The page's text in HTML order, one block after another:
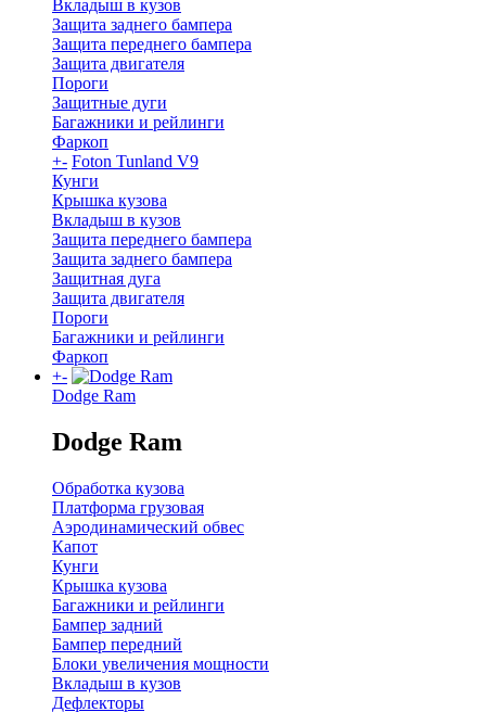
Вкладыш в кузов
Защита заднего бампера
Защита переднего бампера
Защита двигателя
Пороги
Защитные дуги
Багажники и рейлинги
Фаркоп
+- Foton Tunland V9
Кунги
Крышка кузова
Вкладыш в кузов
Защита переднего бампера
Защита заднего бампера
Защитная дуга
Защита двигателя
Пороги
Багажники и рейлинги
Фаркоп
+-
Dodge Ram
Dodge Ram
Обработка кузова
Платформа грузовая
Аэродинамический обвес
Капот
Кунги
Крышка кузова
Багажники и рейлинги
Бампер задний
Бампер передний
Блоки увеличения мощности
Вкладыш в кузов
Дефлекторы